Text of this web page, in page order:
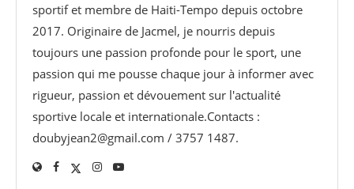
sportif et membre de Haiti-Tempo depuis octobre
2017. Originaire de Jacmel, je nourris depuis
toujours une passion profonde pour le sport, une
passion qui me pousse chaque jour à informer avec
rigueur, passion et dévouement sur l'actualité
sportive locale et internationale.Contacts :
doubyjean2@gmail.com / 3757 1487.